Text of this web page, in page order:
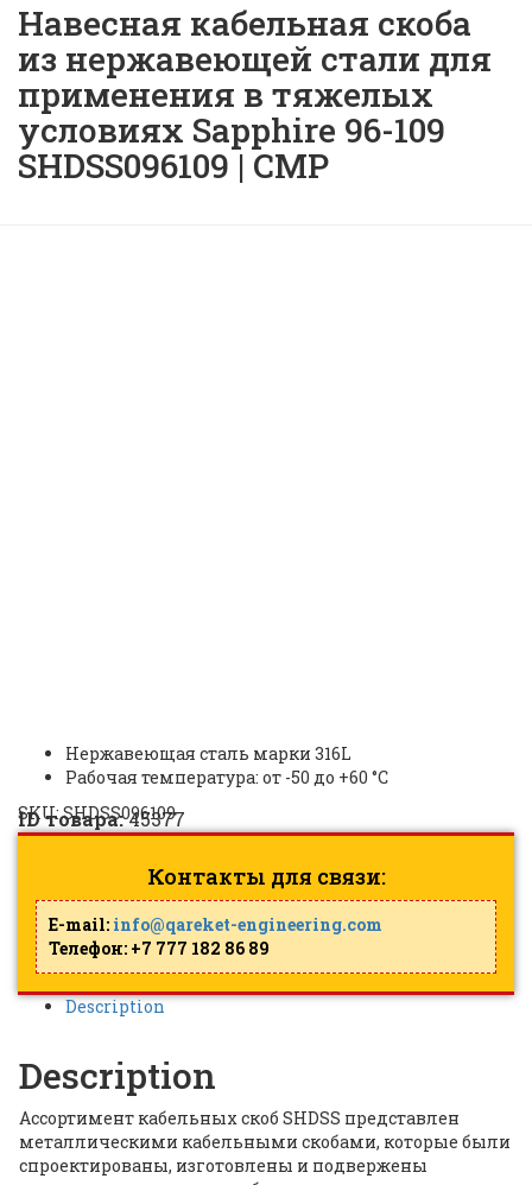
Навесная кабельная скоба
из нержавеющей стали для
применения в тяжелых
условиях Sapphire 96-109
SHDSS096109 | CMP
Нержавеющая сталь марки 316L
Рабочая температура: от -50 до +60 °C
SKU:SHDSS096109
ID товара:45377
Контакты для связи:
E-mail: info@qareket-engineering.com
Телефон: +7 777 182 86 89
Description
Description
Ассортимент кабельных скоб SHDSS представлен
металлическими кабельными скобами, которые были
спроектированы, изготовлены и подвержены